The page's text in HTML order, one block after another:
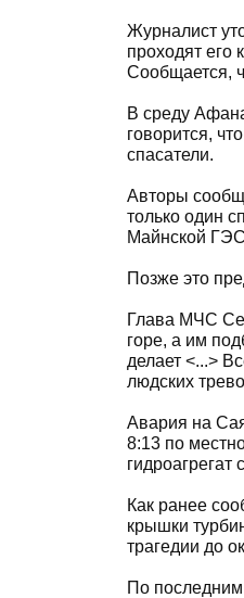
Журналист
проходят его
Сообщается,
В среду
говорится,
спасатели.
Авторы
только один
Майнской
Позже это
Глава МЧС
горе, а им
делает <...>
людских
Авария на
8:13 по
гидроагрегат
Как ранее
крышки
трагедии до
По